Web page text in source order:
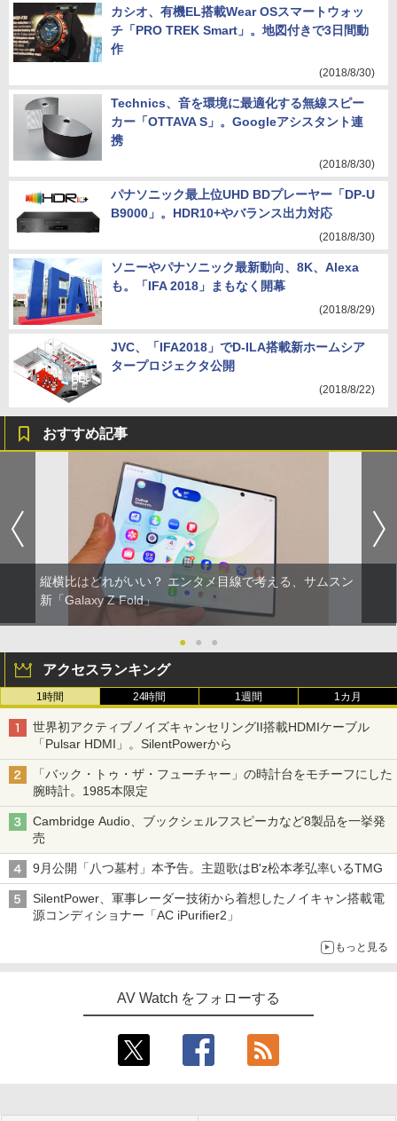
カシオ、有機EL搭載Wear OSスマートウォッ
チ「PRO TREK Smart」。地図付きで3日間動
作
(2018/8/30)
Technics、音を環境に最適化する無線スピー
カー「OTTAVA S」。Googleアシスタント連
携
(2018/8/30)
パナソニック最上位UHD BDプレーヤー「DP-U
B9000」。HDR10+やバランス出力対応
(2018/8/30)
ソニーやパナソニック最新動向、8K、Alexa
も。「IFA 2018」まもなく開幕
(2018/8/29)
JVC、「IFA2018」でD-ILA搭載新ホームシア
タープロジェクタ公開
(2018/8/22)
おすすめ記事
縦横比はどれがいい？ エンタメ目線で考える、サムスン
新「Galaxy Z Fold」
● ● ●
アクセスランキング
1時間 24時間 1週間 1カ月
世界初アクティブノイズキャンセリングII搭載HDMIケーブル
「Pulsar HDMI」。SilentPowerから
「バック・トゥ・ザ・フューチャー」の時計台をモチーフにした
腕時計。1985本限定
Cambridge Audio、ブックシェルフスピーカなど8製品を一挙発
売
9月公開「八つ墓村」本予告。主題歌はB'z松本孝弘率いるTMG
SilentPower、軍事レーダー技術から着想したノイキャン搭載電
源コンディショナー「AC iPurifier2」
もっと見る
AV Watch をフォローする